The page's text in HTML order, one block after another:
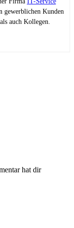
Kunden
auch Kollegen.
hat dir